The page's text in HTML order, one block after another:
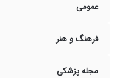
عمومی
فرهنگ و هنر
مجله پزشکی